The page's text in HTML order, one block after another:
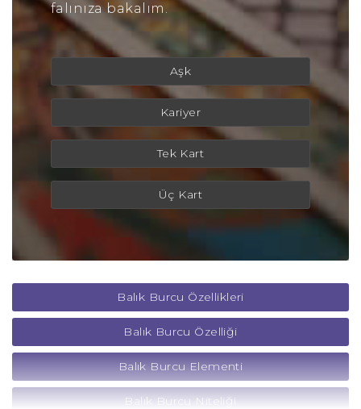
falınıza bakalım.
Aşk
Kariyer
Tek Kart
Üç Kart
Balık Burcu Özellikleri
Balık Burcu Özelliği
Balık Burcu Elementi
Balık Burcu Niteliği